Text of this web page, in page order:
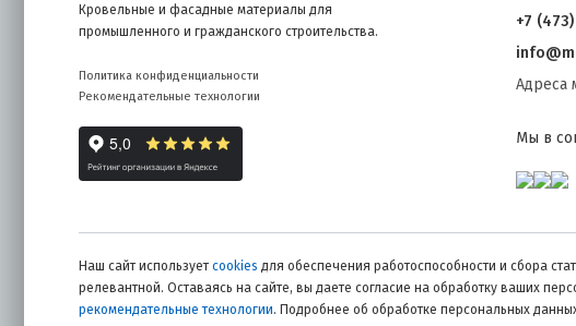
Кровельные и фасадные материалы для
промышленного и гражданского строительства.
Политика конфиденциальности
Рекомендательные технологии
+7
Адреса
Мы в
Наш сайт использует cookies для обеспечения работоспособности и сбора
релевантной. Оставаясь на сайте, вы даете согласие на обработку ваших
рекомендательные технологии. Подробнее об обработке персональных